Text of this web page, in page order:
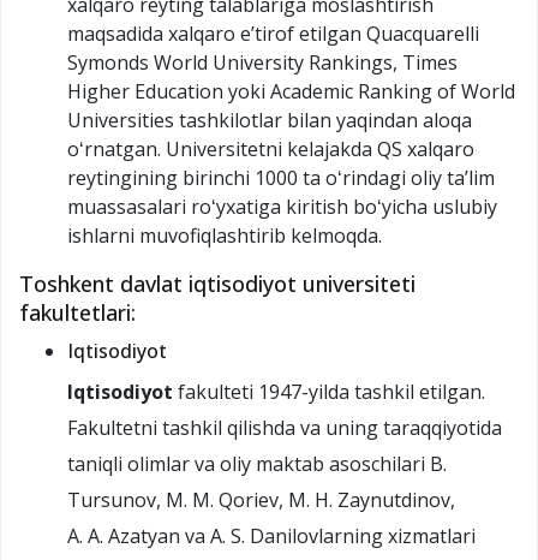
maqsadida xalqaro eʼtirof etilgan Quacquarelli
Symonds World University Rankings, Times
Higher Education yoki Academic Ranking of World
Universities tashkilotlar bilan yaqindan aloqa
oʻrnatgan. Universitetni kelajakda QS xalqaro
reytingining birinchi 1000 ta oʻrindagi oliy taʼlim
muassasalari roʻyxatiga kiritish boʻyicha uslubiy
ishlarni muvofiqlashtirib kelmoqda.
Toshkent davlat iqtisodiyot universiteti
fakultetlari:
Iqtisodiyot
Iqtisodiyot fakulteti 1947-yilda tashkil etilgan.
Fakultetni tashkil qilishda va uning taraqqiyotida
taniqli olimlar va oliy maktab asoschilari B.
Tursunov, M. M. Qoriev, M. H. Zaynutdinov,
A. A. Azatyan va A. S. Danilovlarning xizmatlari